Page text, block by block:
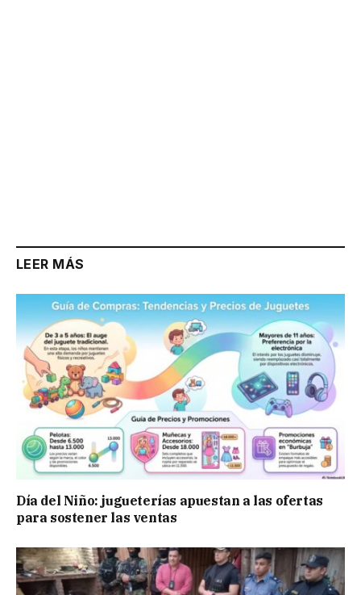
LEER MÁS
Día del Niño: jugueterías apuestan a las ofertas
para sostener las ventas